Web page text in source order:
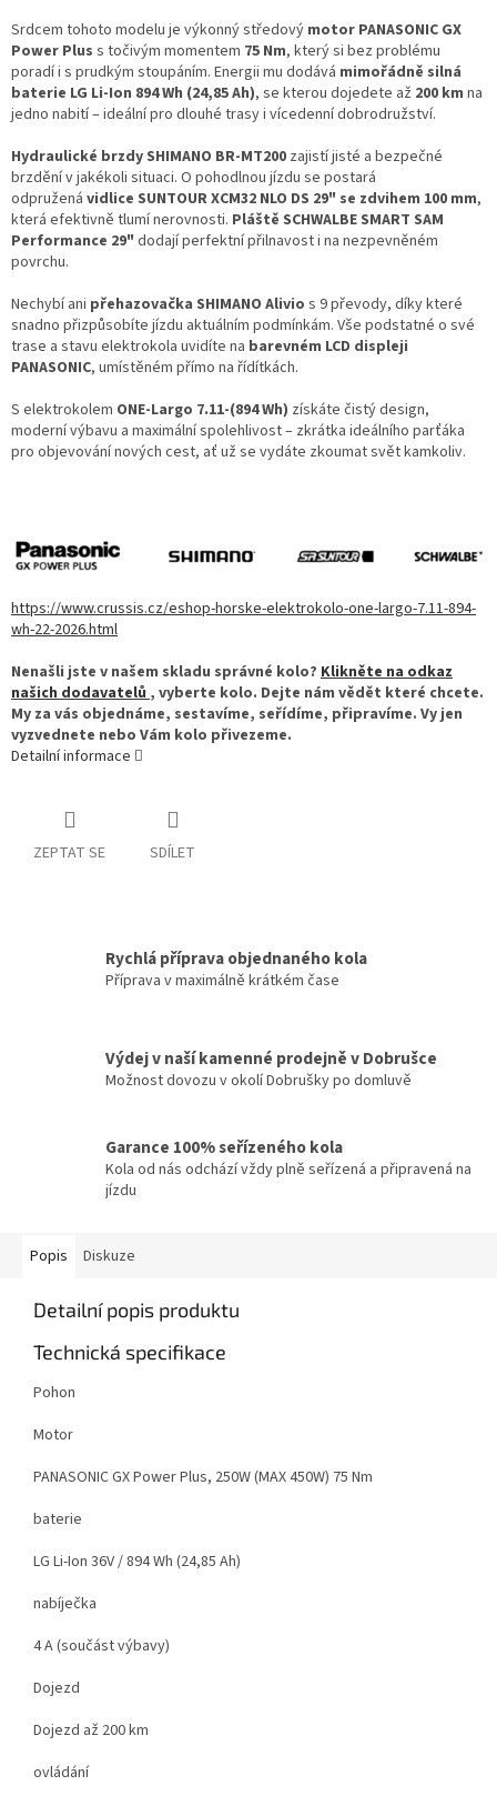
Srdcem tohoto modelu je výkonný středový motor PANASONIC GX
Power Plus s točivým momentem 75 Nm, který si bez problému
poradí i s prudkým stoupáním. Energii mu dodává mimořádně silná
baterie LG Li-Ion 894 Wh (24,85 Ah), se kterou dojedete až 200 km na
jedno nabití – ideální pro dlouhé trasy i vícedenní dobrodružství.
Hydraulické brzdy SHIMANO BR-MT200 zajistí jisté a bezpečné
brzdění v jakékoli situaci. O pohodlnou jízdu se postará
odpružená vidlice SUNTOUR XCM32 NLO DS 29" se zdvihem 100 mm,
která efektivně tlumí nerovnosti. Pláště SCHWALBE SMART SAM
Performance 29" dodají perfektní přilnavost i na nezpevněném
povrchu.
Nechybí ani přehazovačka SHIMANO Alivio s 9 převody, díky které
snadno přizpůsobíte jízdu aktuálním podmínkám. Vše podstatné o své
trase a stavu elektrokola uvidíte na barevném LCD displeji
PANASONIC, umístěném přímo na řídítkách.
S elektrokolem ONE-Largo 7.11-(894 Wh) získáte čistý design,
moderní výbavu a maximální spolehlivost – zkrátka ideálního parťáka
pro objevování nových cest, ať už se vydáte zkoumat svět kamkoliv.
https://www.crussis.cz/eshop-horske-elektrokolo-one-largo-7.11-894-
wh-22-2026.html
Nenašli jste v našem skladu správné kolo? Klikněte na odkaz
našich dodavatelů , vyberte kolo. Dejte nám vědět které chcete.
My za vás objednáme, sestavíme, seřídíme, připravíme. Vy jen
vyzvednete nebo Vám kolo přivezeme.
Detailní informace
ZEPTAT SE SDÍLET
Rychlá příprava objednaného kola
Příprava v maximálně krátkém čase
Výdej v naší kamenné prodejně v Dobrušce
Možnost dovozu v okolí Dobrušky po domluvě
Garance 100% seřízeného kola
Kola od nás odchází vždy plně seřízená a připravená na
jízdu
Popis Diskuze
Detailní popis produktu
Technická specifikace
Pohon
Motor
PANASONIC GX Power Plus, 250W (MAX 450W) 75 Nm
baterie
LG Li-Ion 36V / 894 Wh (24,85 Ah)
nabíječka
4 A (součást výbavy)
Dojezd
Dojezd až 200 km
ovládání